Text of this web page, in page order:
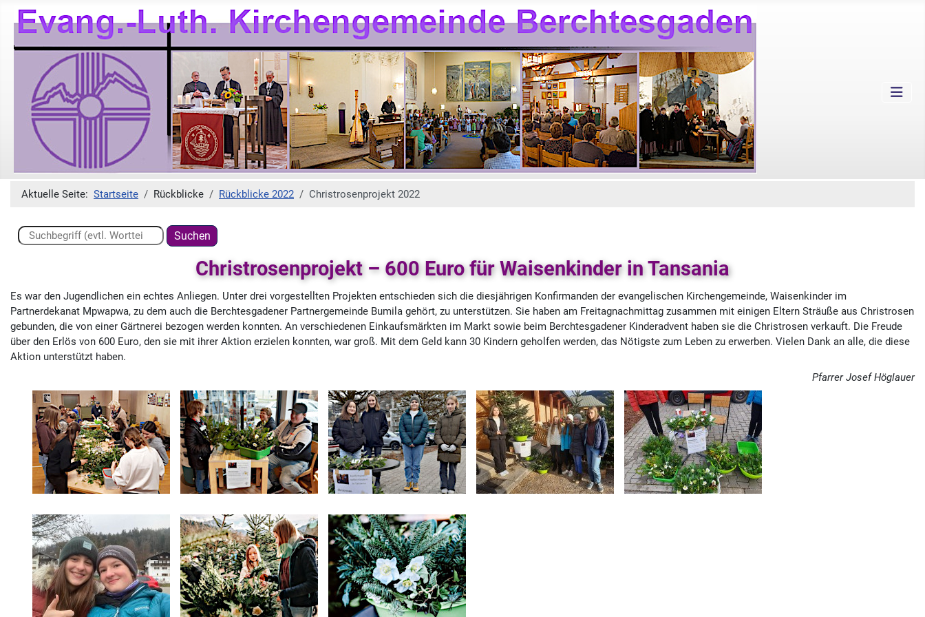
Aktuelle Seite: Startseite Rückblicke Rückblicke 2022 Christrosenprojekt 2022
Suchen ...
Suchen
Christrosenprojekt – 600 Euro für Waisenkinder in Tansania
Es war den Jugendlichen ein echtes Anliegen. Unter drei vorgestellten Projekten entschieden sich die diesjährigen Konfirmanden der evangelischen Kirchengemeinde, Waisenkinder im
Partnerdekanat Mpwapwa, zu dem auch die Berchtesgadener Partnergemeinde Bumila gehört, zu unterstützen. Sie haben am Freitagnachmittag zusammen mit einigen Eltern Sträuße aus Christrosen
gebunden, die von einer Gärtnerei bezogen werden konnten. An verschiedenen Einkaufsmärkten im Markt sowie beim Berchtesgadener Kinderadvent haben sie die Christrosen verkauft. Die Freude
über den Erlös von 600 Euro, den sie mit ihrer Aktion erzielen konnten, war groß. Mit dem Geld kann 30 Kindern geholfen werden, das Nötigste zum Leben zu erwerben. Vielen Dank an alle, die diese
Aktion unterstützt haben.
Pfarrer Josef Höglauer